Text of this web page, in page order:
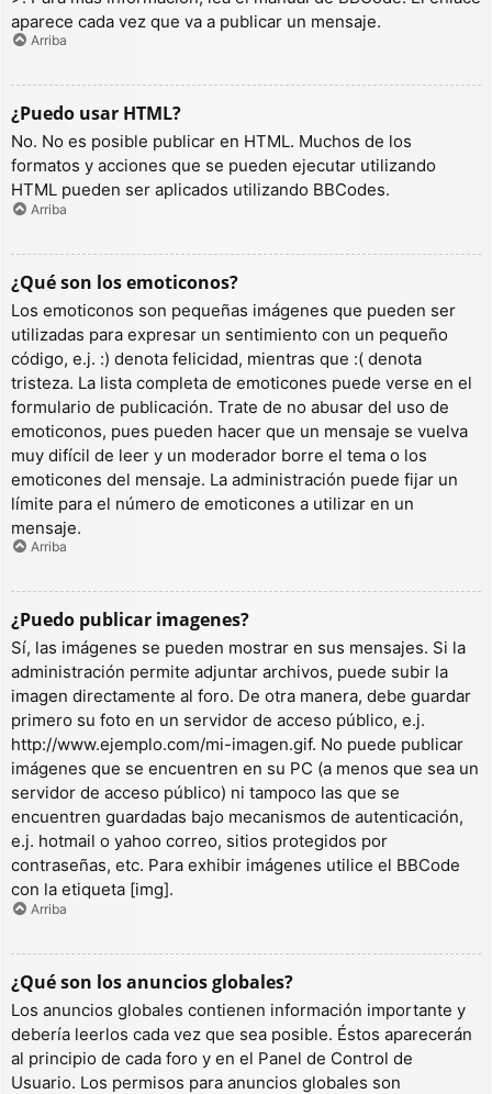
aparece cada vez que va a publicar un mensaje.
Arriba
¿Puedo usar HTML?
No. No es posible publicar en HTML. Muchos de los
formatos y acciones que se pueden ejecutar utilizando
HTML pueden ser aplicados utilizando BBCodes.
Arriba
¿Qué son los emoticonos?
Los emoticonos son pequeñas imágenes que pueden ser
utilizadas para expresar un sentimiento con un pequeño
código, e.j. :) denota felicidad, mientras que :( denota
tristeza. La lista completa de emoticones puede verse en el
formulario de publicación. Trate de no abusar del uso de
emoticonos, pues pueden hacer que un mensaje se vuelva
muy difícil de leer y un moderador borre el tema o los
emoticones del mensaje. La administración puede fijar un
límite para el número de emoticones a utilizar en un
mensaje.
Arriba
¿Puedo publicar imagenes?
Sí, las imágenes se pueden mostrar en sus mensajes. Si la
administración permite adjuntar archivos, puede subir la
imagen directamente al foro. De otra manera, debe guardar
primero su foto en un servidor de acceso público, e.j.
http://www.ejemplo.com/mi-imagen.gif. No puede publicar
imágenes que se encuentren en su PC (a menos que sea un
servidor de acceso público) ni tampoco las que se
encuentren guardadas bajo mecanismos de autenticación,
e.j. hotmail o yahoo correo, sitios protegidos por
contraseñas, etc. Para exhibir imágenes utilice el BBCode
con la etiqueta [img].
Arriba
¿Qué son los anuncios globales?
Los anuncios globales contienen información importante y
debería leerlos cada vez que sea posible. Éstos aparecerán
al principio de cada foro y en el Panel de Control de
Usuario. Los permisos para anuncios globales son